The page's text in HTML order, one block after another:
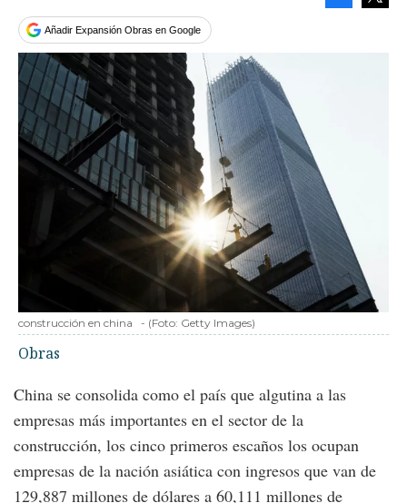
Añadir Expansión Obras en Google
construcción en china - (Foto: Getty Images)
Obras
China se consolida como el país que algutina a las
empresas más importantes en el sector de la
construcción, los cinco primeros escaños los ocupan
empresas de la nación asiática con ingresos que van de
129,887 millones de dólares a 60,111 millones de